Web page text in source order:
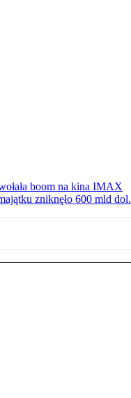
boom na kina IMAX
zniknęło 600 mld dol.